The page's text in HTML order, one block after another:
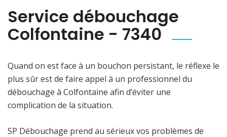
Service débouchage
Colfontaine - 7340
Quand on est face à un bouchon persistant, le réflexe le
plus sûr est de faire appel à un professionnel du
débouchage à Colfontaine afin d’éviter une
complication de la situation.
SP Débouchage prend au sérieux vos problèmes de